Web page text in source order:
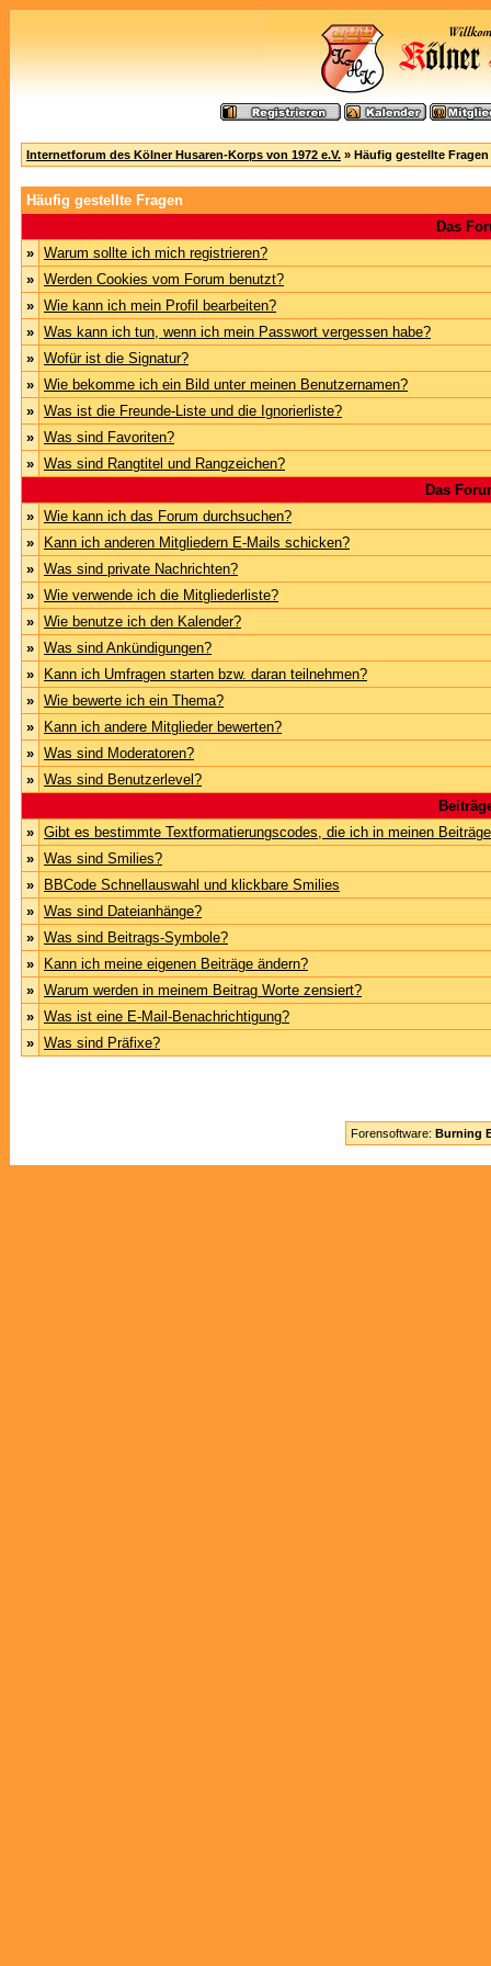
Internetforum des Kölner Husaren-Korps von 1972 e.V. » Häufig gestellte Fragen
Häufig gestellte Fragen
Das
» Warum sollte ich mich registrieren?
» Werden Cookies vom Forum benutzt?
» Wie kann ich mein Profil bearbeiten?
» Was kann ich tun, wenn ich mein Passwort vergessen habe?
» Wofür ist die Signatur?
» Wie bekomme ich ein Bild unter meinen Benutzernamen?
» Was ist die Freunde-Liste und die Ignorierliste?
» Was sind Favoriten?
» Was sind Rangtitel und Rangzeichen?
Das
» Wie kann ich das Forum durchsuchen?
»
Kann ich anderen Mitgliedern E-Mails schicken?
» Was sind private Nachrichten?
» Wie verwende ich die Mitgliederliste?
» Wie benutze ich den Kalender?
» Was sind Ankündigungen?
»
Kann ich Umfragen starten bzw. daran teilnehmen?
» Wie bewerte ich ein Thema?
»
Kann ich andere Mitglieder bewerten?
» Was sind Moderatoren?
» Was sind Benutzerlevel?
» Gibt es bestimmte Textformatierungscodes, die ich in meinen
» Was sind Smilies?
»
BBCode Schnellauswahl und klickbare Smilies
» Was sind Dateianhänge?
» Was sind Beitrags-Symbole?
»
Kann ich meine eigenen Beiträge ändern?
» Warum werden in meinem Beitrag Worte zensiert?
» Was ist eine E-Mail-Benachrichtigung?
» Was sind Präfixe?
Forensoftware: Burning